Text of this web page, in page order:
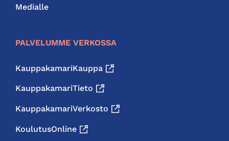
Medialle
PALVELUMME VERKOSSA
KauppakamariKauppa
KauppakamariTieto
KauppakamariVerkosto
KoulutusOnline